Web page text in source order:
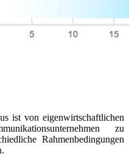
ist von eigenwirtschaftlichen
zu
Rahmenbedingungen